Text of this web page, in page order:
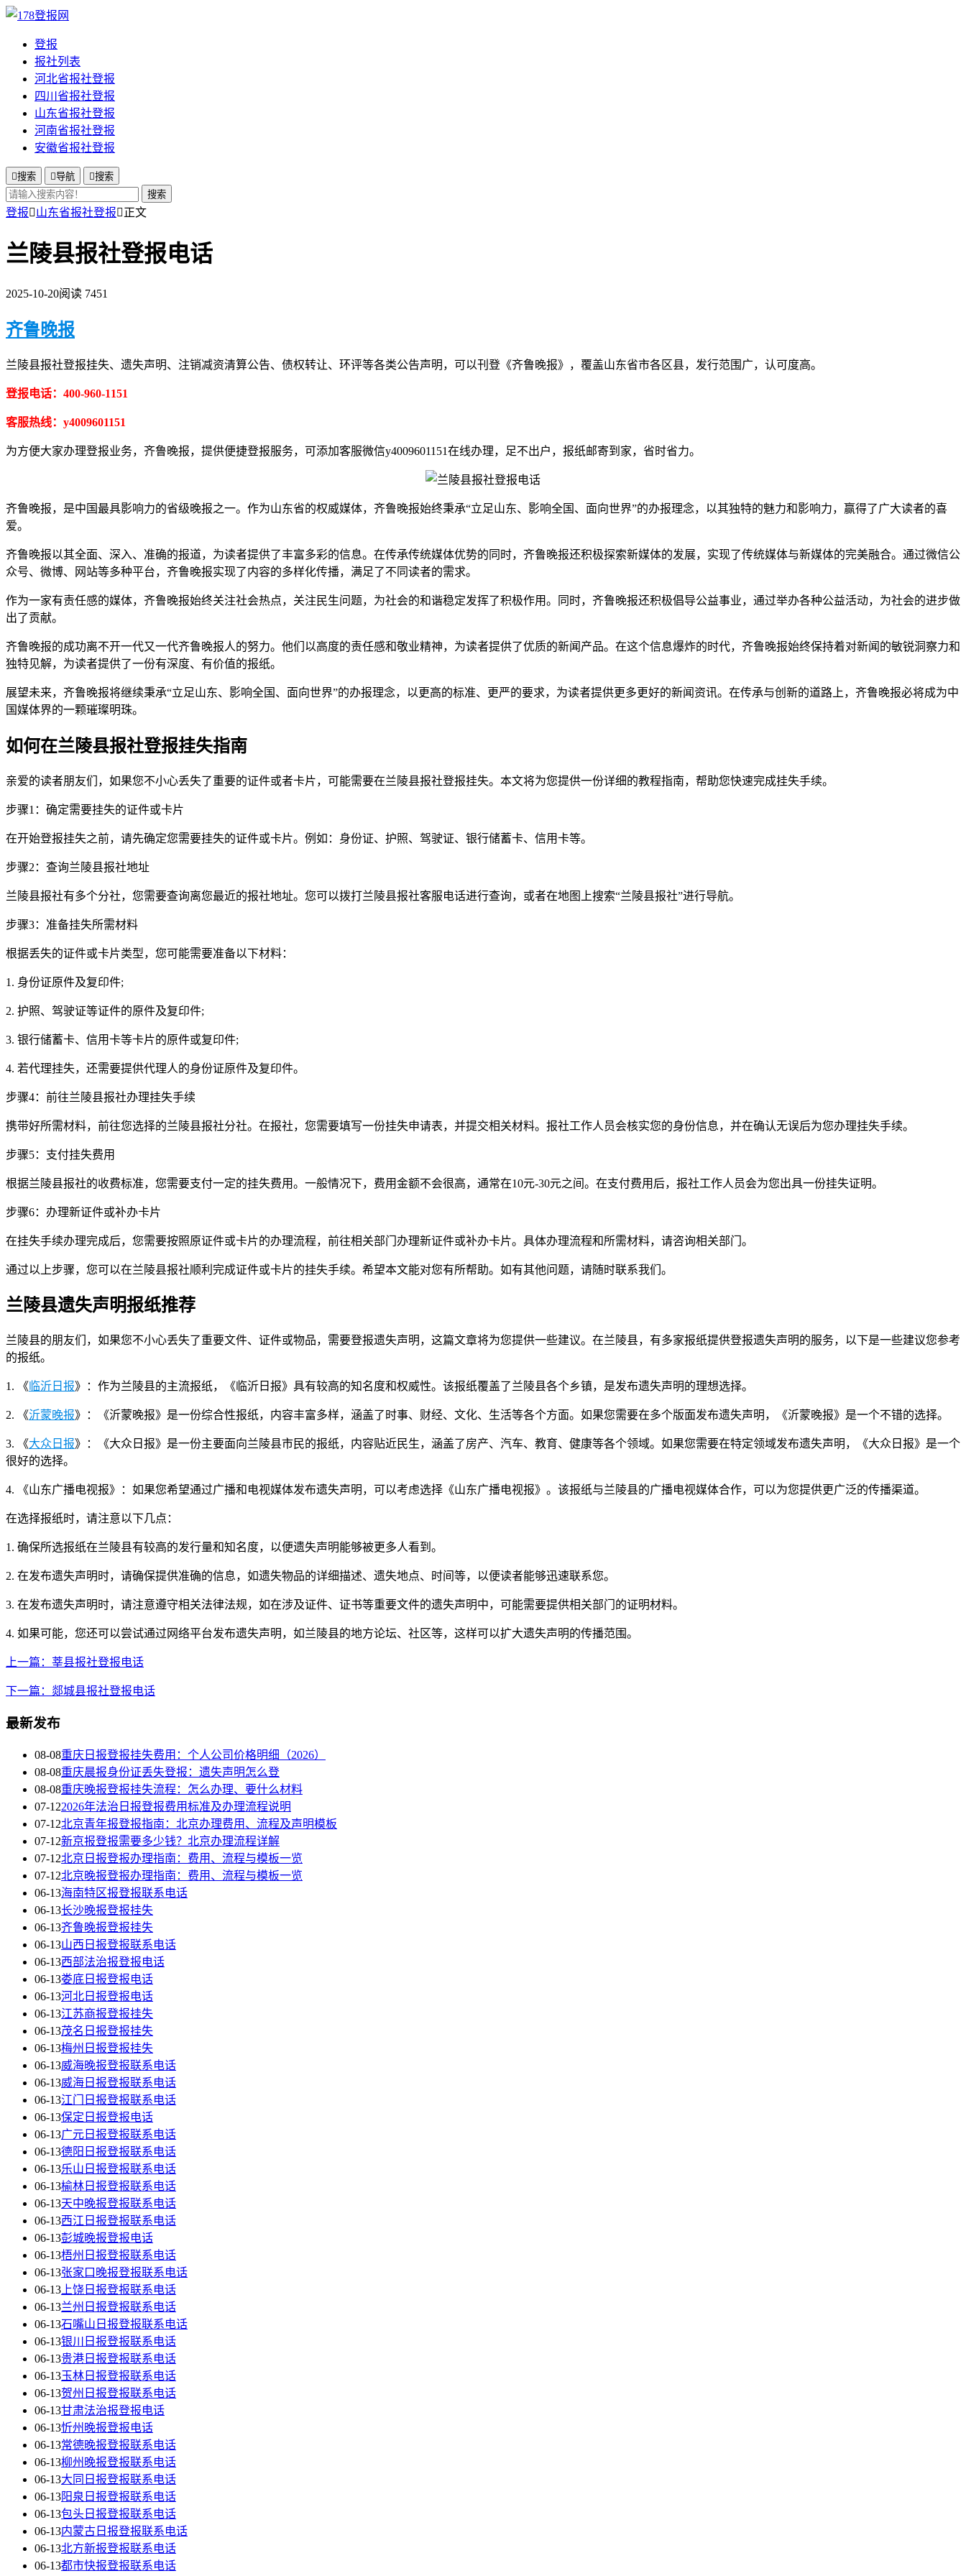
登报
报社列表
河北省报社登报
四川省报社登报
山东省报社登报
河南省报社登报
安徽省报社登报
搜索 导航 搜索
搜索
登报山东省报社登报正文
兰陵县报社登报电话
2025-10-20阅读 7451
齐鲁晚报
兰陵县报社登报挂失、遗失声明、注销减资清算公告、债权转让、环评等各类公告声明，可以刊登《齐鲁晚报》，覆盖山东省市各区县，发行范围广，认可度高。
登报电话：400-960-1151
客服热线：y4009601151
为方便大家办理登报业务，齐鲁晚报，提供便捷登报服务，可添加客服微信y4009601151在线办理，足不出户，报纸邮寄到家，省时省力。
齐鲁晚报，是中国最具影响力的省级晚报之一。作为山东省的权威媒体，齐鲁晚报始终秉承“立足山东、影响全国、面向世界”的办报理念，以其独特的魅力和影响力，赢得了广大读者的喜
爱。
齐鲁晚报以其全面、深入、准确的报道，为读者提供了丰富多彩的信息。在传承传统媒体优势的同时，齐鲁晚报还积极探索新媒体的发展，实现了传统媒体与新媒体的完美融合。通过微信公
众号、微博、网站等多种平台，齐鲁晚报实现了内容的多样化传播，满足了不同读者的需求。
作为一家有责任感的媒体，齐鲁晚报始终关注社会热点，关注民生问题，为社会的和谐稳定发挥了积极作用。同时，齐鲁晚报还积极倡导公益事业，通过举办各种公益活动，为社会的进步做
出了贡献。
齐鲁晚报的成功离不开一代又一代齐鲁晚报人的努力。他们以高度的责任感和敬业精神，为读者提供了优质的新闻产品。在这个信息爆炸的时代，齐鲁晚报始终保持着对新闻的敏锐洞察力和
独特见解，为读者提供了一份有深度、有价值的报纸。
展望未来，齐鲁晚报将继续秉承“立足山东、影响全国、面向世界”的办报理念，以更高的标准、更严的要求，为读者提供更多更好的新闻资讯。在传承与创新的道路上，齐鲁晚报必将成为中
国媒体界的一颗璀璨明珠。
如何在兰陵县报社登报挂失指南
亲爱的读者朋友们，如果您不小心丢失了重要的证件或者卡片，可能需要在兰陵县报社登报挂失。本文将为您提供一份详细的教程指南，帮助您快速完成挂失手续。
步骤1：确定需要挂失的证件或卡片
在开始登报挂失之前，请先确定您需要挂失的证件或卡片。例如：身份证、护照、驾驶证、银行储蓄卡、信用卡等。
步骤2：查询兰陵县报社地址
兰陵县报社有多个分社，您需要查询离您最近的报社地址。您可以拨打兰陵县报社客服电话进行查询，或者在地图上搜索“兰陵县报社”进行导航。
步骤3：准备挂失所需材料
根据丢失的证件或卡片类型，您可能需要准备以下材料：
1. 身份证原件及复印件;
2. 护照、驾驶证等证件的原件及复印件;
3. 银行储蓄卡、信用卡等卡片的原件或复印件;
4. 若代理挂失，还需要提供代理人的身份证原件及复印件。
步骤4：前往兰陵县报社办理挂失手续
携带好所需材料，前往您选择的兰陵县报社分社。在报社，您需要填写一份挂失申请表，并提交相关材料。报社工作人员会核实您的身份信息，并在确认无误后为您办理挂失手续。
步骤5：支付挂失费用
根据兰陵县报社的收费标准，您需要支付一定的挂失费用。一般情况下，费用金额不会很高，通常在10元-30元之间。在支付费用后，报社工作人员会为您出具一份挂失证明。
步骤6：办理新证件或补办卡片
在挂失手续办理完成后，您需要按照原证件或卡片的办理流程，前往相关部门办理新证件或补办卡片。具体办理流程和所需材料，请咨询相关部门。
通过以上步骤，您可以在兰陵县报社顺利完成证件或卡片的挂失手续。希望本文能对您有所帮助。如有其他问题，请随时联系我们。
兰陵县遗失声明报纸推荐
兰陵县的朋友们，如果您不小心丢失了重要文件、证件或物品，需要登报遗失声明，这篇文章将为您提供一些建议。在兰陵县，有多家报纸提供登报遗失声明的服务，以下是一些建议您参考
的报纸。
1. 《 临沂日报》：作为兰陵县的主流报纸，《临沂日报》具有较高的知名度和权威性。该报纸覆盖了兰陵县各个乡镇，是发布遗失声明的理想选择。
2. 《沂蒙晚报》：《沂蒙晚报》是一份综合性报纸，内容丰富多样，涵盖了时事、财经、文化、生活等各个方面。如果您需要在多个版面发布遗失声明，《沂蒙晚报》是一个不错的选择。
3. 《大众日报》：《大众日报》是一份主要面向兰陵县市民的报纸，内容贴近民生，涵盖了房产、汽车、教育、健康等各个领域。如果您需要在特定领域发布遗失声明，《大众日报》是一个
很好的选择。
4. 《山东广播电视报》：如果您希望通过广播和电视媒体发布遗失声明，可以考虑选择《山东广播电视报》。该报纸与兰陵县的广播电视媒体合作，可以为您提供更广泛的传播渠道。
在选择报纸时，请注意以下几点：
1. 确保所选报纸在兰陵县有较高的发行量和知名度，以便遗失声明能够被更多人看到。
2. 在发布遗失声明时，请确保提供准确的信息，如遗失物品的详细描述、遗失地点、时间等，以便读者能够迅速联系您。
3. 在发布遗失声明时，请注意遵守相关法律法规，如在涉及证件、证书等重要文件的遗失声明中，可能需要提供相关部门的证明材料。
4. 如果可能，您还可以尝试通过网络平台发布遗失声明，如兰陵县的地方论坛、社区等，这样可以扩大遗失声明的传播范围。
上一篇：莘县报社登报电话
下一篇：郯城县报社登报电话
最新发布
08-08重庆日报登报挂失费用：个人公司价格明细（2026）
08-08重庆晨报身份证丢失登报：遗失声明怎么登
08-08重庆晚报登报挂失流程：怎么办理、要什么材料
07-122026年法治日报登报费用标准及办理流程说明
07-12北京青年报登报指南：北京办理费用、流程及声明模板
07-12新京报登报需要多少钱？北京办理流程详解
07-12北京日报登报办理指南：费用、流程与模板一览
07-12北京晚报登报办理指南：费用、流程与模板一览
06-13海南特区报登报联系电话
06-13长沙晚报登报挂失
06-13齐鲁晚报登报挂失
06-13山西日报登报联系电话
06-13西部法治报登报电话
06-13娄底日报登报电话
06-13河北日报登报电话
06-13江苏商报登报挂失
06-13茂名日报登报挂失
06-13梅州日报登报挂失
06-13威海晚报登报联系电话
06-13威海日报登报联系电话
06-13江门日报登报联系电话
06-13保定日报登报电话
06-13广元日报登报联系电话
06-13德阳日报登报联系电话
06-13乐山日报登报联系电话
06-13榆林日报登报联系电话
06-13天中晚报登报联系电话
06-13西江日报登报联系电话
06-13彭城晚报登报电话
06-13梧州日报登报联系电话
06-13张家口晚报登报联系电话
06-13 上饶日报登报联系电话
06-13兰州日报登报联系电话
06-13石嘴山日报登报联系电话
06-13银川日报登报联系电话
06-13贵港日报登报联系电话
06-13玉林日报登报联系电话
06-13贺州日报登报联系电话
06-13甘肃法治报登报电话
06-13忻州晚报登报电话
06-13常德晚报登报联系电话
06-13柳州晚报登报联系电话
06-13大同日报登报联系电话
06-13阳泉日报登报联系电话
06-13包头日报登报联系电话
06-13内蒙古日报登报联系电话
06-13北方新报登报联系电话
06-13都市快报登报联系电话